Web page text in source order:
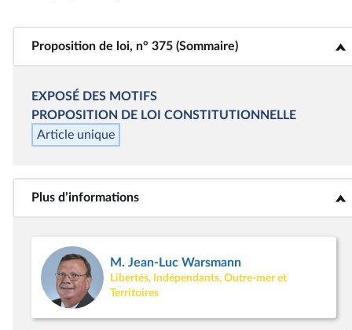
Proposition de loi, n° 375 (Sommaire)
<b>Proposition de loi, n° 375 (Sommaire)</b>
EXPOSÉ DES MOTIFS
PROPOSITION DE LOI CONSTITUTIONNELLE
Article unique
Plus d’informations<b>Plus d’informations</b>
M. Jean-Luc Warsmann
Libertés, Indépendants, Outre-mer et
Territoires